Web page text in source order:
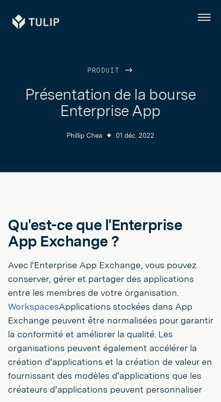
Tulip Menu
PRODUIT
Présentation de la bourse
Enterprise App
Phillip Chea 01 déc. 2022
Qu'est-ce que l'Enterprise
App Exchange ?
Avec l'Enterprise App Exchange, vous pouvez
conserver, gérer et partager des applications
entre les membres de votre organisation.
WorkspacesApplications stockées dans App
Exchange peuvent être normalisées pour garantir
la conformité et améliorer la qualité. Les
organisations peuvent également accélérer la
création d'applications et la création de valeur en
fournissant des modèles d'applications que les
créateurs d'applications peuvent personnaliser